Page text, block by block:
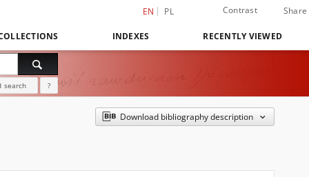
EN PL Contrast Share
INDEXES RECENTLY VIEWED
search ?
Download bibliography description